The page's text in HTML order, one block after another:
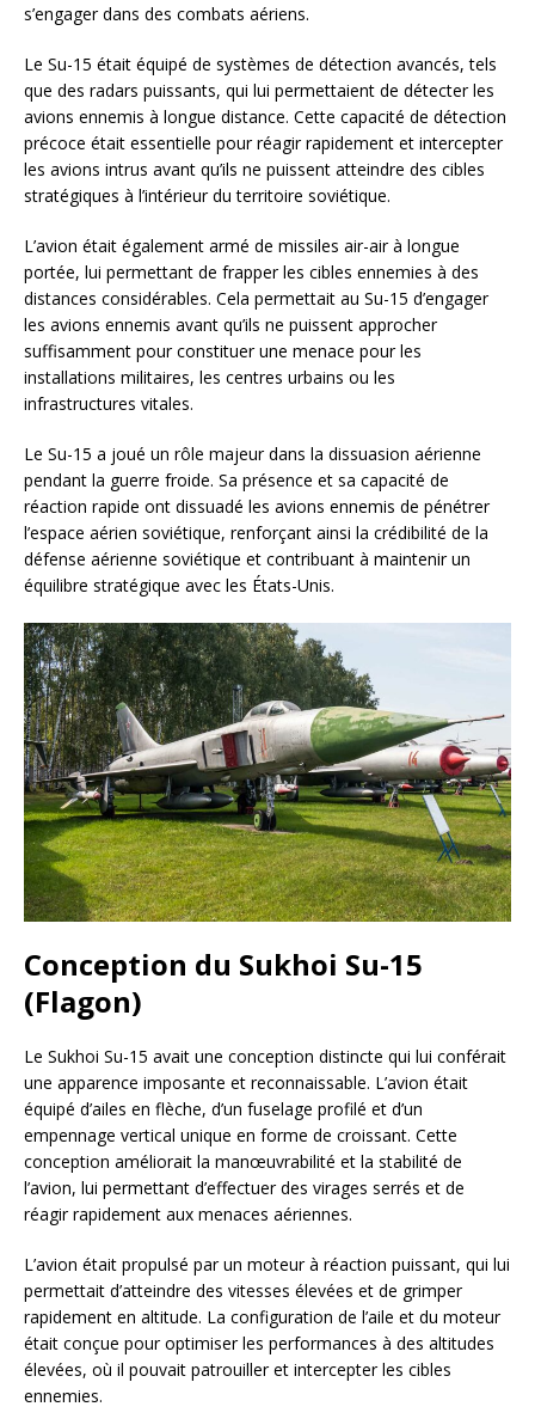
s’engager dans des combats aériens.
Le Su-15 était équipé de systèmes de détection avancés, tels
que des radars puissants, qui lui permettaient de détecter les
avions ennemis à longue distance. Cette capacité de détection
précoce était essentielle pour réagir rapidement et intercepter
les avions intrus avant qu’ils ne puissent atteindre des cibles
stratégiques à l’intérieur du territoire soviétique.
L’avion était également armé de missiles air-air à longue
portée, lui permettant de frapper les cibles ennemies à des
distances considérables. Cela permettait au Su-15 d’engager
les avions ennemis avant qu’ils ne puissent approcher
suffisamment pour constituer une menace pour les
installations militaires, les centres urbains ou les
infrastructures vitales.
Le Su-15 a joué un rôle majeur dans la dissuasion aérienne
pendant la guerre froide. Sa présence et sa capacité de
réaction rapide ont dissuadé les avions ennemis de pénétrer
l’espace aérien soviétique, renforçant ainsi la crédibilité de la
défense aérienne soviétique et contribuant à maintenir un
équilibre stratégique avec les États-Unis.
Conception du Sukhoi Su-15
(Flagon)
Le Sukhoi Su-15 avait une conception distincte qui lui conférait
une apparence imposante et reconnaissable. L’avion était
équipé d’ailes en flèche, d’un fuselage profilé et d’un
empennage vertical unique en forme de croissant. Cette
conception améliorait la manœuvrabilité et la stabilité de
l’avion, lui permettant d’effectuer des virages serrés et de
réagir rapidement aux menaces aériennes.
L’avion était propulsé par un moteur à réaction puissant, qui lui
permettait d’atteindre des vitesses élevées et de grimper
rapidement en altitude. La configuration de l’aile et du moteur
était conçue pour optimiser les performances à des altitudes
élevées, où il pouvait patrouiller et intercepter les cibles
ennemies.